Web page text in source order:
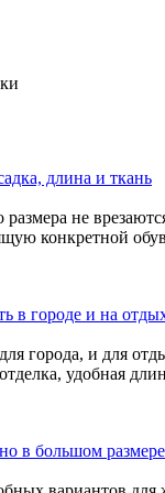
длина и ткань
не
конкретной
в городе и на
города, и для
удобная
в большом размере